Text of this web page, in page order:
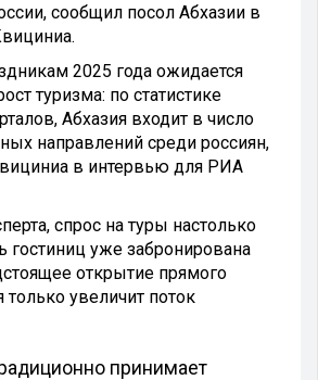
сообщил посол Абхазии в
2025 года ожидается
туризма: по статистике
Абхазия входит в число
направлений среди россиян,
в интервью для РИА
спрос на туры настолько
гостиниц уже забронирована
открытие прямого
увеличит поток
принимает